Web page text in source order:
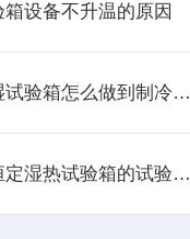
设备不升温的原因
恒温恒湿试验箱怎么做到制冷体系节省？
新能源恒定湿热试验箱的试验方法